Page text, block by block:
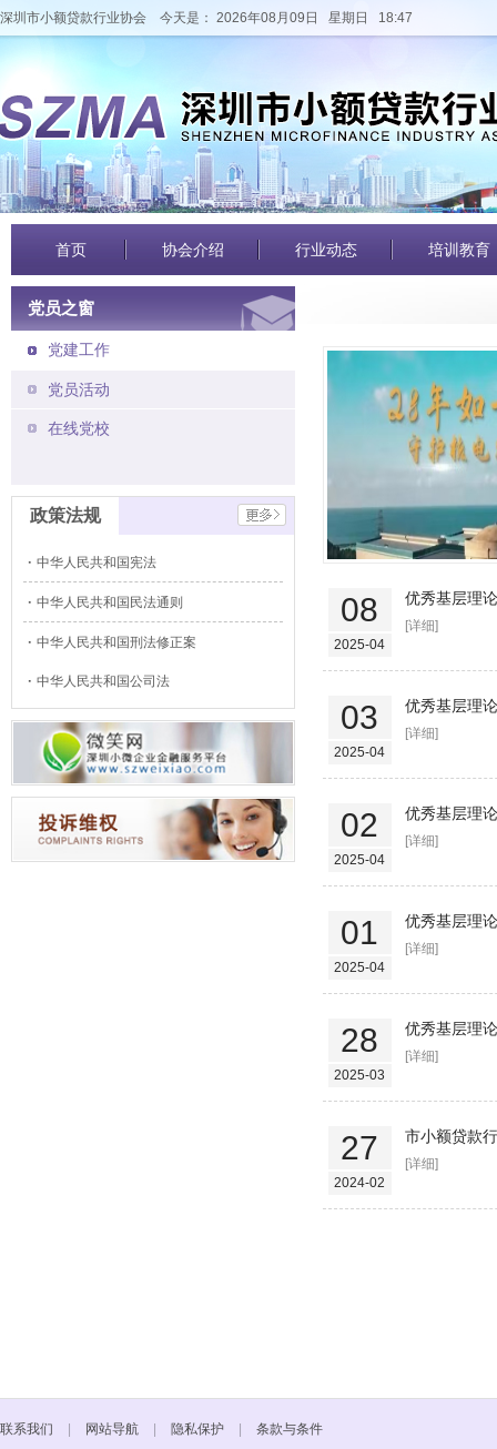
深圳市小额贷款行业协会 今天是： 2026年08月09日 星期日 18:47
首页 协会介绍 行业动态 培训教育
党员之窗
党建工作
党员活动
在线党校
政策法规
中华人民共和国宪法
中华人民共和国民法通则
中华人民共和国刑法修正案
中华人民共和国公司法
08
2025-04
优秀基层理
[详细]
03
2025-04
优秀基层理
[详细]
02
2025-04
优秀基层理
[详细]
01
2025-04
优秀基层理
[详细]
28
2025-03
优秀基层理
[详细]
27
2024-02
市小额贷款
[详细]
联系我们 网站导航 隐私保护 条款与条件